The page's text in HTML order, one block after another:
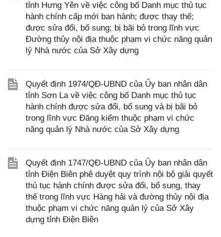
tỉnh Hưng Yên về việc công bố Danh mục thủ tục
hành chính cấp mới ban hành; được thay thế;
được sửa đổi, bổ sung; bị bãi bỏ trong lĩnh vực
Đường thủy nội địa thuộc phạm vi chức năng quản
lý Nhà nước của Sở Xây dựng
Quyết định 1974/QĐ-UBND của Ủy ban nhân dân
tỉnh Sơn La về việc công bố Danh mục thủ tục
hành chính được sửa đổi, bổ sung và bị bãi bỏ
trong lĩnh vực Đăng kiểm thuộc phạm vi chức
năng quản lý Nhà nước của Sở Xây dựng
Quyết định 1747/QĐ-UBND của Ủy ban nhân dân
tỉnh Điện Biên phê duyệt quy trình nội bộ giải quyết
thủ tục hành chính được sửa đổi, bổ sung, thay
thế trong lĩnh vực Hàng hải và đường thủy nội địa
thuộc phạm vi chức năng quản lý của Sở Xây
dựng tỉnh Điện Biên